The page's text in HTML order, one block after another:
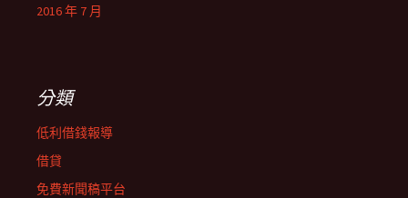
2016 年 7 月
分類
低利借錢報導
借貸
免費新聞稿平台